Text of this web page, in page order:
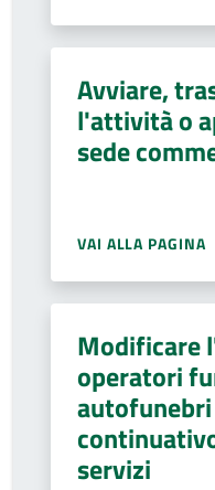
Avviare,
l'attività o
sede
VAI ALLA PAGINA
Modificare
operatori
servizi